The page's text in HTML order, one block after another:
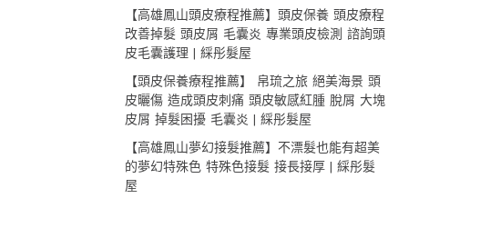
【高雄鳳山頭皮療程推薦】頭皮保養 頭皮療程
改善掉髮 頭皮屑 毛囊炎 專業頭皮檢測 諮詢頭
皮毛囊護理 | 綵彤髮屋
【頭皮保養療程推薦】 帛琉之旅 絕美海景 頭
皮曬傷 造成頭皮刺痛 頭皮敏感紅腫 脫屑 大塊
皮屑 掉髮困擾 毛囊炎 | 綵彤髮屋
【高雄鳳山夢幻接髮推薦】不漂髮也能有超美
的夢幻特殊色 特殊色接髮 接長接厚 | 綵彤髮
屋